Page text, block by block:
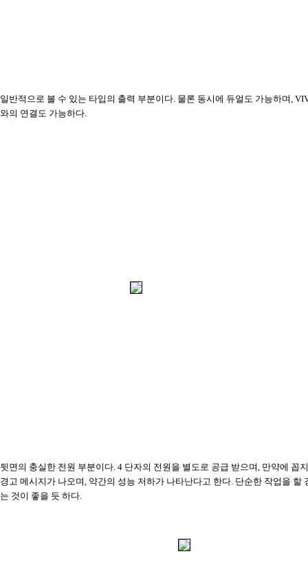
일반적으로 볼 수 있는 타입의 출력 부분이다. 물론 동시에 듀얼도 가능하며,
와의 연결도 가능하다.
뒷면의 충실한 전원 부분이다. 4 단자의 전원을 별도로 공급 받으며, 만약에 꼽
경고 메시지가 나오며, 약간의 성능 저하가 나타난다고 한다. 단순한 작업을 할
는 것이 좋을 듯 하다.